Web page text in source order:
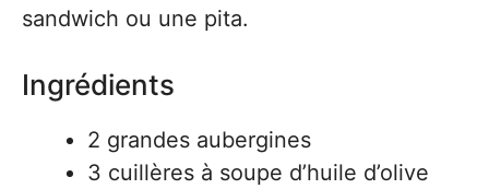
sandwich ou une pita.
Ingrédients
2 grandes aubergines
3 cuillères à soupe d’huile d’olive